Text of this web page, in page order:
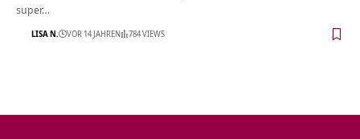
super…
LISA N. VOR 14 JAHREN 784 VIEWS